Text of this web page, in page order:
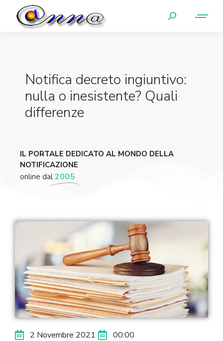
Notifica decreto ingiuntivo:
nulla o inesistente? Quali
differenze
IL PORTALE DEDICATO AL MONDO DELLA
NOTIFICAZIONE
online dal2005
2 Novembre 2021 00:00